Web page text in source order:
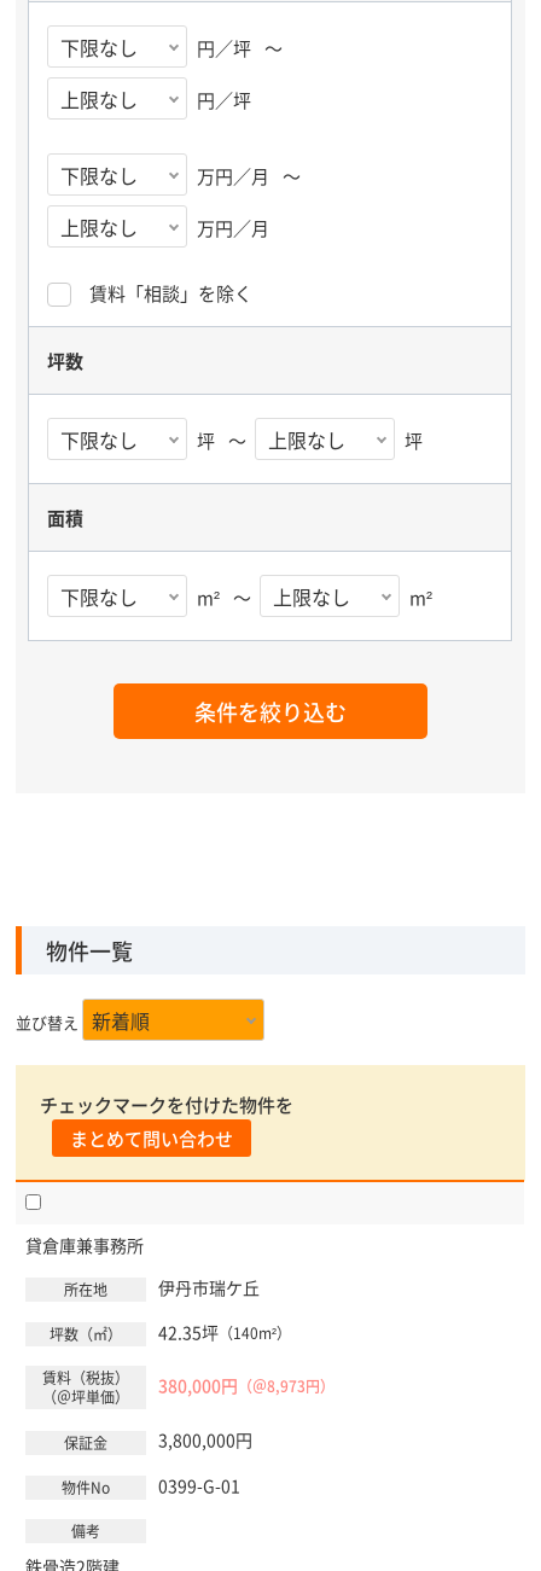
円／坪 ～
円／坪
万円／月 ～
万円／月
賃料「相談」を除く
坪数
坪 ～ 坪
面積
m² ～ m²
条件を絞り込む
物件一覧
並び替え
チェックマークを付けた物件を
まとめて問い合わせ
貸倉庫兼事務所
伊丹市瑞ケ丘
42.35坪 （140m²）
380,000円 （＠8,973円）
3,800,000円
0399-G-01
鉄骨造2階建